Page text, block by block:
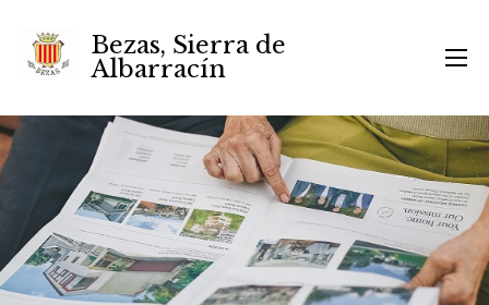
Bezas, Sierra de
Albarracín